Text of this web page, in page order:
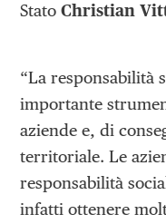
StatoChristian
“La responsabilità
importante
aziende e, di
territoriale. Le
responsabilità
infatti ottenere